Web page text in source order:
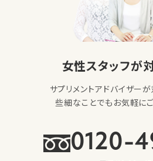
女性スタッフが
サプリメントアドバイザーが
些細なことでもお気軽にご
0120-